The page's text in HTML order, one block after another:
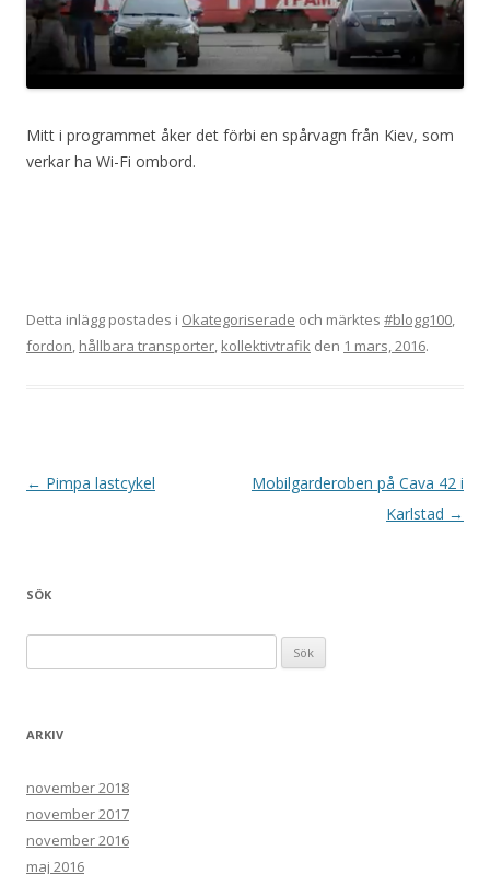
Mitt i programmet åker det förbi en spårvagn från Kiev, som
verkar ha Wi-Fi ombord.
Detta inlägg postades i Okategoriserade och märktes #blogg100,
fordon, hållbara transporter, kollektivtrafik den 1 mars, 2016.
Inläggsnavigering
← Pimpa lastcykel
Mobilgarderoben på Cava 42 i
Karlstad →
SÖK
ARKIV
november 2018
november 2017
november 2016
maj 2016